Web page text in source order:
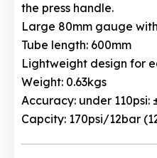
the press handle.
Large 80mm gauge
Tube length: 600mm
Lightweight design for
Weight: 0.63kgs
Accuracy: under 110psi:
Capcity: 170psi/12bar